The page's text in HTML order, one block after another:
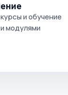
и обучение
модулями